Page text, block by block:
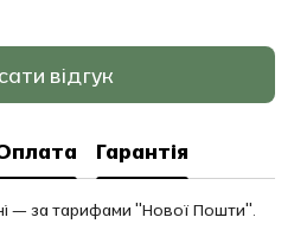
відгук
Гарантія
— за тарифами "Нової Пошти".